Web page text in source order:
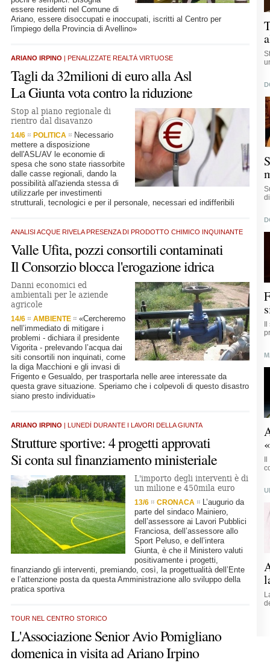
essere residenti nel Comune di
Ariano, essere disoccupati e inoccupati, iscritti al Centro per
l'impiego della Provincia di Avellino»
ARIANO IRPINO | PENALIZZATE REALTÀ VIRTUOSE
Tagli da 32milioni di euro alla Asl
La Giunta vota contro la riduzione
Stop al piano regionale di
rientro dal disavanzo
14/6 POLITICA
Necessario
mettere a disposizione
dell'ASL/AV le economie di
spesa che sono state riassorbite
dalle casse regionali, dando la
possibilità all'azienda stessa di
utilizzarle per investimenti
strutturali, tecnologici e per il personale, necessari ed indifferibili
ANALISI ACQUE RIVELA PRESENZA DI PRODOTTO CHIMICO INQUINANTE
Valle Ufita, pozzi consortili contaminati
Il Consorzio blocca l'erogazione idrica
Danni economici ed
ambientali per le aziende
agricole
14/6 AMBIENTE
«Cercheremo
nell’immediato di mitigare i
problemi - dichiara il presidente
Vigorita - prelevando l’acqua dai
siti consortili non inquinati, come
la diga Macchioni e gli invasi di
Frigento e Gesualdo, per trasportarla nelle aree interessate da
questa grave situazione. Speriamo che i colpevoli di questo disastro
siano presto individuati»
ARIANO IRPINO | LUNEDÌ DURANTE I LAVORI DELLA GIUNTA
Strutture sportive: 4 progetti approvati
Si conta sul finanziamento ministeriale
L'importo degli interventi è di
un milione e 450mila euro
13/6 CRONACA
L’augurio da
parte del sindaco Mainiero,
dell’assessore ai Lavori Pubblici
Franciosa, dell’assessore allo
Sport Peluso, e dell’intera
Giunta, è che il Ministero valuti
positivamente i progetti,
finanziando gli interventi, premiando, così, la progettualità dell’Ente
e l’attenzione posta da questa Amministrazione allo sviluppo della
pratica sportiva
TOUR NEL CENTRO STORICO
L'Associazione Senior Avio Pomigliano
domenica in visita ad Ariano Irpino